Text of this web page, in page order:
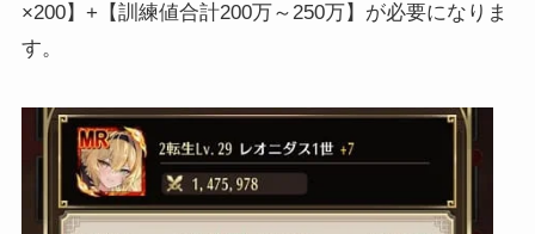
×200】+【訓練値合計200万～250万】が必要になりま
す。